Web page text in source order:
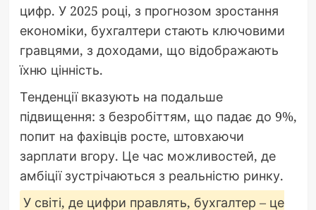
цифр. У 2025 році, з прогнозом зростання
економіки, бухгалтери стають ключовими
гравцями, з доходами, що відображають
їхню цінність.
Тенденції вказують на подальше
підвищення: з безробіттям, що падає до 9%,
попит на фахівців росте, штовхаючи
зарплати вгору. Це час можливостей, де
амбіції зустрічаються з реальністю ринку.
У світі, де цифри правлять, бухгалтер – це